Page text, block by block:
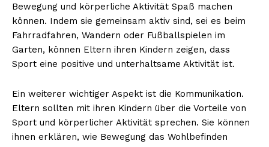
Bewegung und körperliche Aktivität Spaß machen
können. Indem sie gemeinsam aktiv sind, sei es beim
Fahrradfahren, Wandern oder Fußballspielen im
Garten, können Eltern ihren Kindern zeigen, dass
Sport eine positive und unterhaltsame Aktivität ist.
Ein weiterer wichtiger Aspekt ist die Kommunikation.
Eltern sollten mit ihren Kindern über die Vorteile von
Sport und körperlicher Aktivität sprechen. Sie können
ihnen erklären, wie Bewegung das Wohlbefinden